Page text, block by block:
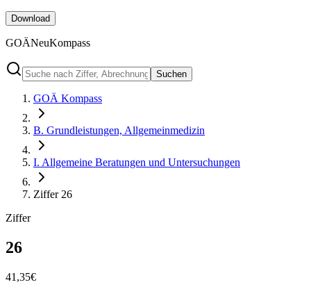
Download
GOÄNeuKompass
Suchen
GOÄ Kompass
B. Grundleistungen, Allgemeinmedizin
I. Allgemeine Beratungen und Untersuchungen
Ziffer 26
Ziffer
26
41,35€